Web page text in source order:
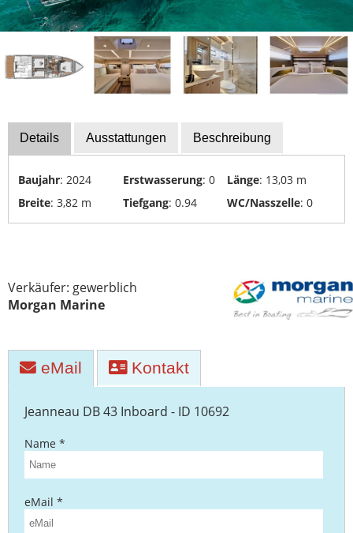
Sachverständige
Segel-
&
Sportbootschulen
Yacht-
&
-
Entsorgung
Yachtwerften
Details Ausstattungen Beschreibung
Baujahr: 2024 Erstwasserung: 0 Länge: 13,03 m
Breite: 3,82 m Tiefgang: 0.94 WC/Nasszelle: 0
Verkäufer: gewerblich
Morgan Marine
eMail Kontakt
Jeanneau DB 43 Inboard - ID 10692
Name *
eMail *